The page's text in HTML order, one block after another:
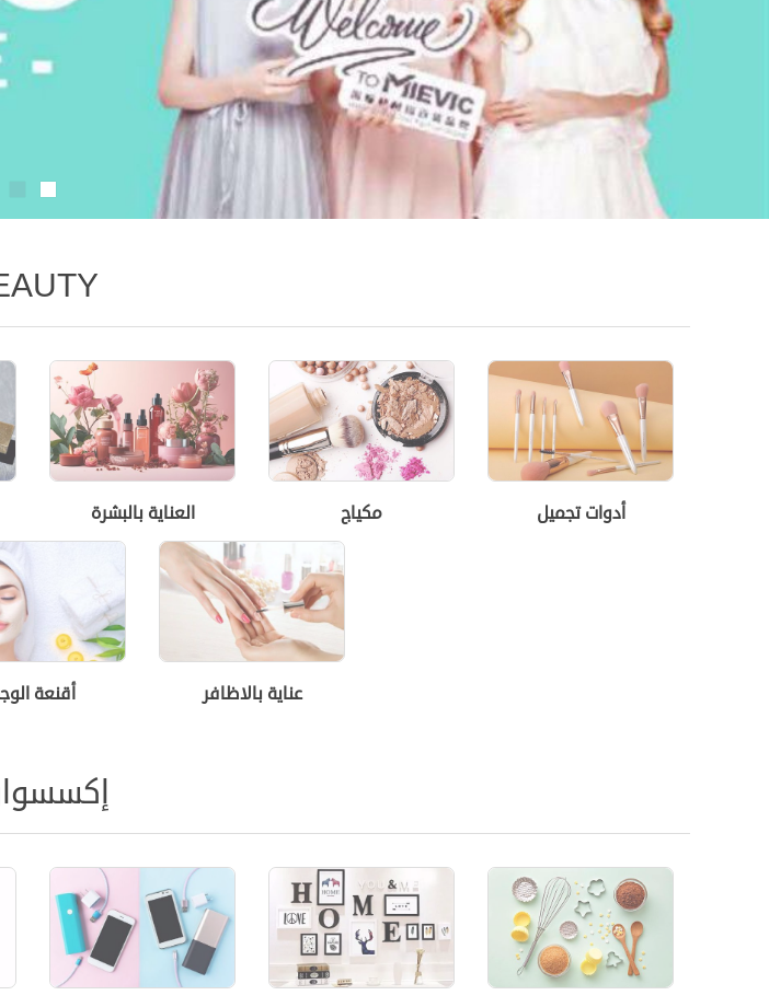
أدوات تجميل مكياج العناية بالبشرة
عناية بالاظافر أقنعة